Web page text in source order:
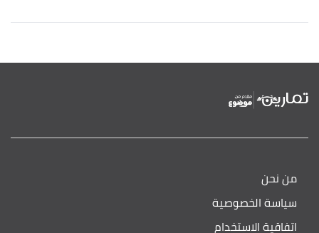
من نحن
سياسة الخصوصية
اتفاقية الاستخدام